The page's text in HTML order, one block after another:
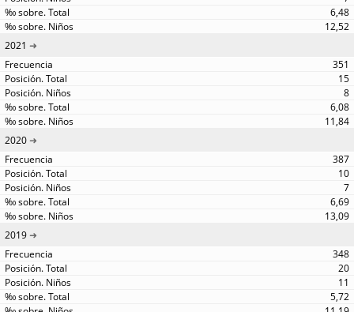
6,48
12,52
2021
351
15
8
6,08
11,84
2020
387
10
7
6,69
13,09
2019
348
20
11
5,72